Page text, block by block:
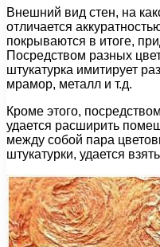
Внешний вид стен, на
отличается
покрываются в итоге,
Посредством разных
штукатурка имитирует
мрамор, металл и т.д.
Кроме этого,
удается расширить
между собой пара
штукатурки, удается